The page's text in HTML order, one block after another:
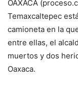
OAXACA
Temaxcaltepec
camioneta en la
entre ellas, el
muertos y dos
Oaxaca.